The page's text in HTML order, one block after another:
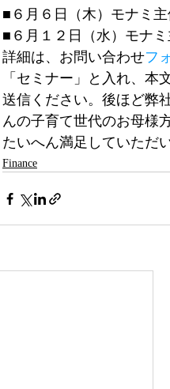
■６月６日（木）モナ​​ミ
■６月１２日（水）モナ
詳細は、お問い合わせフ
「セミナー」と入れ、本
送信ください。後ほど弊
んの子育て世代のお母様
たいへん満足していただ
Finance